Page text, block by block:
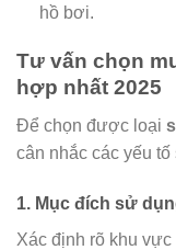
hồ bơi.
Tư vấn chọn
hợp nhất 2025
Để chọn được loại
cân nhắc các yếu tố
1. Mục đích sử
Xác định rõ khu vực